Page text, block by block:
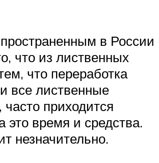
в России
что из лиственных
что переработка
все лиственные
приходится
время и средства.
незначительно.